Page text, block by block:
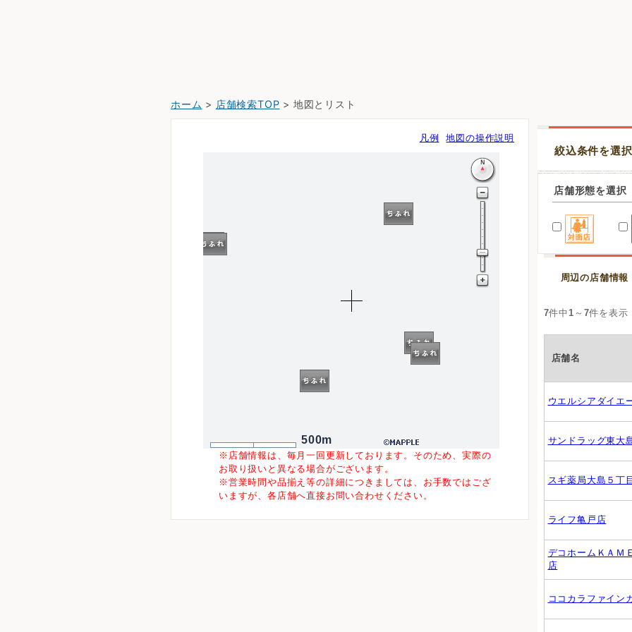
ホーム > 店舗検索TOP > 地図とリスト
凡例 地図の操作説明
500m
※店舗情報は、毎月一回更新しております。そのため、実際の
お取り扱いと異なる場合がございます。
※営業時間や品揃え等の詳細につきましては、お手数ではござ
いますが、各店舗へ直接お問い合わせください。
絞込条件を選
店舗形態を選択
周辺の店舗情報
7件中 1 ～ 7件を表示
店舗名
ウエルシアダイエ
サンドラッグ東大
スギ薬局大島５丁
ライフ亀戸店
デコホームＫＡ
店
ココカラファイン